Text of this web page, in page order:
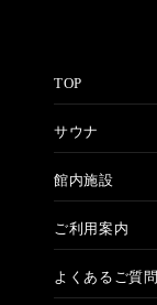
TOP
サウナ
館内施設
ご利用案内
よくあるご質問